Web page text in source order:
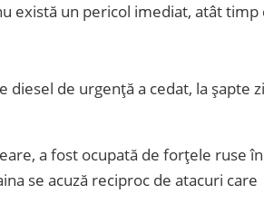
există un pericol imediat, atât timp
de urgență a cedat, la șapte
a fost ocupată de forțele ruse în
se acuză reciproc de atacuri care